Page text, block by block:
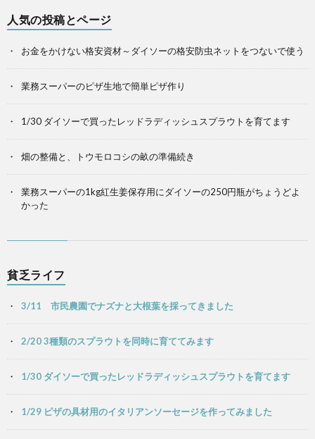
人気の投稿とページ
お金をかけない格安資材～ダイソーの格安防虫ネットをつないで使う
業務スーパーのピザ生地で簡単ピザ作り
1/30 ダイソーで買ったレッドラディッシュスプラウトを育てます
畑の整備と、トウモロコシの畝の準備続き
業務スーパーの1kg紅生姜保存用にダイソーの250円瓶がちょうどよ
かった
貧乏ライフ
3/11 市民農園でナズナと大根葉を採ってきました
2/20 3種類のスプラウトを同時に育ててみます
1/30 ダイソーで買ったレッドラディッシュスプラウトを育てます
1/29 ピザの具材用のイタリアンソーセージを作ってみました